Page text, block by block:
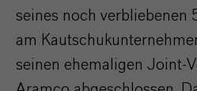
seines noch verbliebenen
am
seinen ehemaligen Joint-